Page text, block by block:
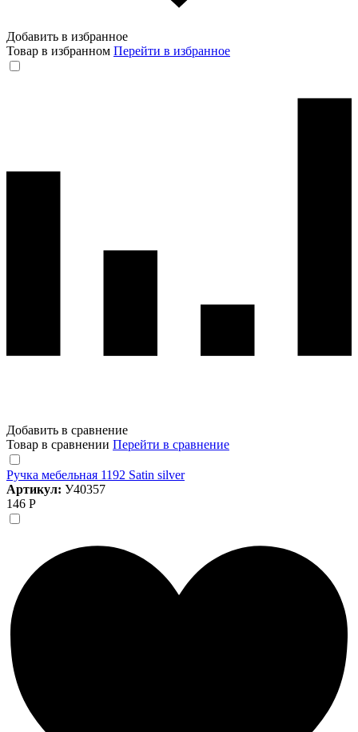
Добавить в избранное
Товар в избранном Перейти в избранное
Добавить в сравнение
Товар в сравнении Перейти в сравнение
Ручка мебельная 1192 Satin silver
Артикул: У40357
146 Р